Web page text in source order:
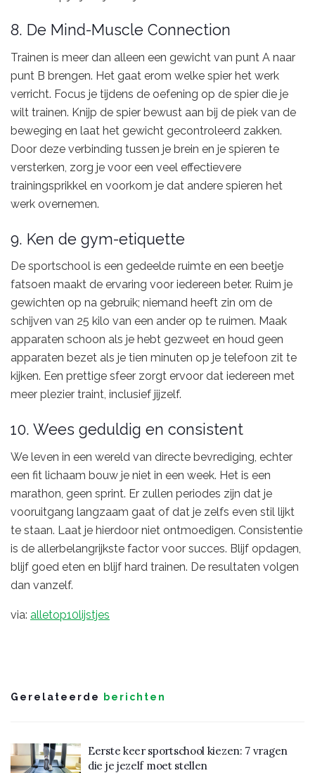
8. De Mind-Muscle Connection
Trainen is meer dan alleen een gewicht van punt A naar
punt B brengen. Het gaat erom welke spier het werk
verricht. Focus je tijdens de oefening op de spier die je
wilt trainen. Knijp de spier bewust aan bij de piek van de
beweging en laat het gewicht gecontroleerd zakken.
Door deze verbinding tussen je brein en je spieren te
versterken, zorg je voor een veel effectievere
trainingsprikkel en voorkom je dat andere spieren het
werk overnemen.
9. Ken de gym-etiquette
De sportschool is een gedeelde ruimte en een beetje
fatsoen maakt de ervaring voor iedereen beter. Ruim je
gewichten op na gebruik; niemand heeft zin om de
schijven van 25 kilo van een ander op te ruimen. Maak
apparaten schoon als je hebt gezweet en houd geen
apparaten bezet als je tien minuten op je telefoon zit te
kijken. Een prettige sfeer zorgt ervoor dat iedereen met
meer plezier traint, inclusief jijzelf.
10. Wees geduldig en consistent
We leven in een wereld van directe bevrediging, echter
een fit lichaam bouw je niet in een week. Het is een
marathon, geen sprint. Er zullen periodes zijn dat je
vooruitgang langzaam gaat of dat je zelfs even stil lijkt
te staan. Laat je hierdoor niet ontmoedigen. Consistentie
is de allerbelangrijkste factor voor succes. Blijf opdagen,
blijf goed eten en blijf hard trainen. De resultaten volgen
dan vanzelf.
via: alletop10lijstjes
Gerelateerde berichten
Eerste keer sportschool kiezen: 7 vragen
die je jezelf moet stellen